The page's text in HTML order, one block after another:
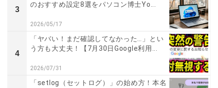
3
のおすすめ設定8選をパソコン博士Yo...
2026/05/17
4
「ヤバい！まだ確認してなかった…」とい
う方も大丈夫！【7月30日Google利用...
2026/07/31
「setlog（セットログ）」の始め方！本名